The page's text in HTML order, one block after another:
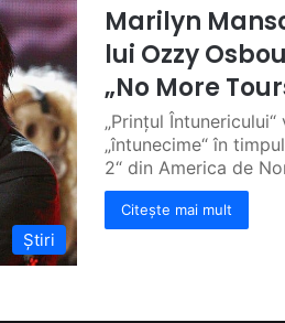
Știri
Marilyn
lui Ozzy
„No More
„Prințul
„întunecime“ în
2“ din America de
Citește mai mult